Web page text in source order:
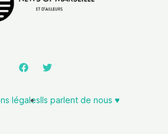
légalesIls parlent de nous ♥️